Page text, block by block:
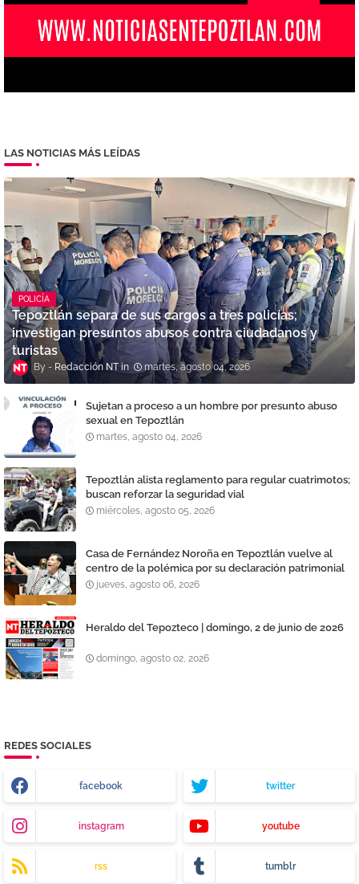
LAS NOTICIAS MÁS LEÍDAS
POLICÍA
Tepoztlán separa de sus cargos a tres policías;
investigan presuntos abusos contra ciudadanos y
turistas
Redacción NT martes, agosto 04, 2026
Sujetan a proceso a un hombre por presunto abuso
sexual en Tepoztlán
martes, agosto 04, 2026
Tepoztlán alista reglamento para regular cuatrimotos;
buscan reforzar la seguridad vial
miércoles, agosto 05, 2026
Casa de Fernández Noroña en Tepoztlán vuelve al
centro de la polémica por su declaración patrimonial
jueves, agosto 06, 2026
Heraldo del Tepozteco | domingo, 2 de junio de 2026
domingo, agosto 02, 2026
REDES SOCIALES
facebook twitter
instagram youtube
rss tumblr